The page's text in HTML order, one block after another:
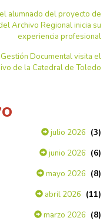
alumnado del proyecto de
Archivo Regional inicia su
experiencia profesional
Documental visita el
de la Catedral de Toledo
julio 2026 (3)
junio 2026 (6)
mayo 2026 (8)
abril 2026 (11)
marzo 2026 (8)